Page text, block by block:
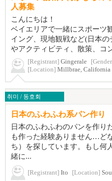
人募集
こんにちは！
ベイエリアで一緒にスポーツ
イング、現地観戦など(日本
やアクティビティ、散策、コ
[Registrant] Gingerale
[Location] Millbrae, California
취미 / 동호회
日本のふわふわ系パン作り
日本のふわふわのパンを作り
も作った経験ありません…ど
ち）を探しています。もし何
緒に...
[Registrant] Ito [Location]